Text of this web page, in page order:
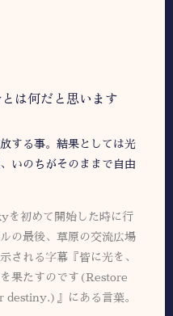
は何だと思います
する事。結果としては光
いのちがそのままで自由
初めて開始した時に行
の最後、草原の交流広場
される字幕『皆に光を、
果たすのです(Restore
』にある言葉。